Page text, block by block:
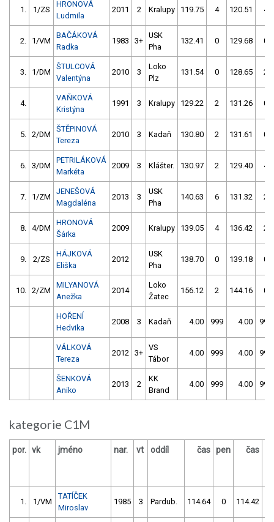
1. 1/ZS
HRONOVÁ
Ludmila
2011 2 Kralupy 119.75 4 120.51 4
2. 1/VM
BAČÁKOVÁ
Radka
1983 3+
USK
Pha
132.41 0 129.68 0
3. 1/DM
ŠTULCOVÁ
Valentýna
2010 3
Loko
Plz
131.54 0 128.65 2
4.
VAŇKOVÁ
Kristýna
1991 3 Kralupy 129.22 2 131.26 0
5. 2/DM
ŠTĚPINOVÁ
Tereza
2010 3 Kadaň 130.80 2 131.61 0
6. 3/DM
PETRILÁKOVÁ
Markéta
2009 3 Klášter. 130.97 2 129.40 4
7. 1/ZM
JENEŠOVÁ
Magdaléna
2013 3
USK
Pha
140.63 6 131.32 2
8. 4/DM
HRONOVÁ
Šárka
2009 Kralupy 139.05 4 136.42 2
9. 2/ZS
HÁJKOVÁ
Eliška
2012
USK
Pha
138.70 0 139.18 0
10. 2/ZM
MILYANOVÁ
Anežka
2014
Loko
Žatec
156.12 2 144.16 0
HOŘENÍ
Hedvika
2008 3 Kadaň 4.00 999 4.00 999
VÁLKOVÁ
Tereza
2012 3+
VS
Tábor
4.00 999 4.00 999
ŠENKOVÁ
Aniko
2013 2
KK
Brand
4.00 999 4.00 999
kategorie C1M
por. vk jméno nar. vt oddíl čas pen čas
1. 1/VM
TATÍČEK
Miroslav
1985 3 Pardub. 114.64 0 114.42